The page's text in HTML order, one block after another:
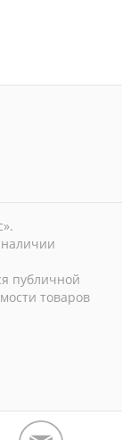
публичной
товаров